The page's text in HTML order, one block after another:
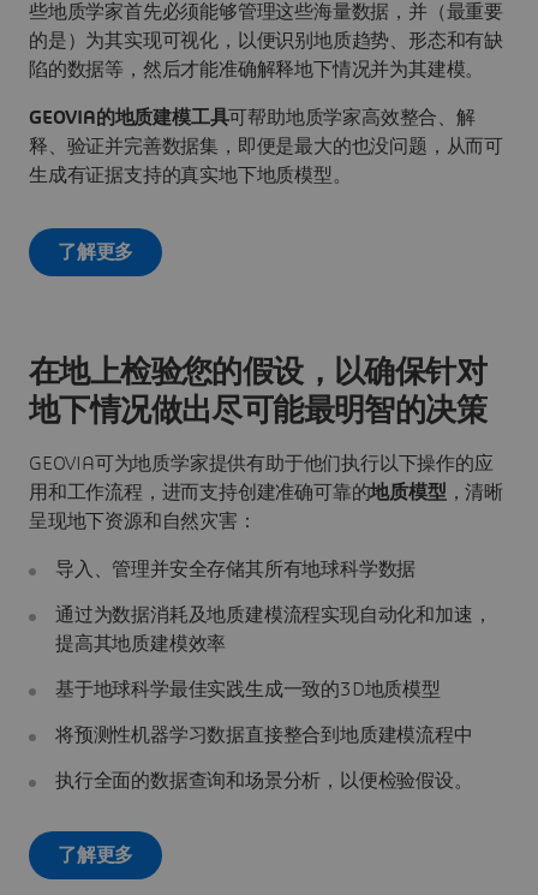
些地质学家首先必须能够管理这些海量数据，并（最重要
的是）为其实现可视化，以便识别地质趋势、形态和有缺
陷的数据等，然后才能准确解释地下情况并为其建模。
GEOVIA的地质建模工具可帮助地质学家高效整合、解
释、验证并完善数据集，即便是最大的也没问题，从而可
生成有证据支持的真实地下地质模型。
了解更多
在地上检验您的假设，以确保针对
地下情况做出尽可能最明智的决策
GEOVIA可为地质学家提供有助于他们执行以下操作的应
用和工作流程，进而支持创建准确可靠的地质模型 ，清晰
呈现地下资源和自然灾害：
导入、管理并安全存储其所有地球科学数据
通过为数据消耗及地质建模流程实现自动化和加速，
提高其地质建模效率
基于地球科学最佳实践生成一致的3D地质模型
将预测性机器学习数据直接整合到地质建模流程中
执行全面的数据查询和场景分析，以便检验假设。
了解更多